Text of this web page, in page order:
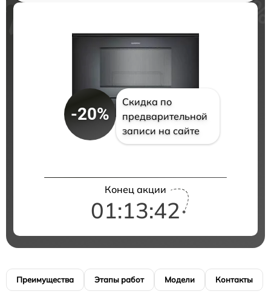
-20%
Скидка по
предварительной
записи на сайте
Конец акции
01:13:41
Преимущества Этапы работ Модели Контакты